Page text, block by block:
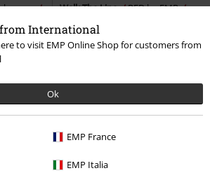
International
to visit EMP Online Shop for customers from
Ok
EMP France
EMP Italia
Walk The Line
RED by EMP
Vysoké tenisky